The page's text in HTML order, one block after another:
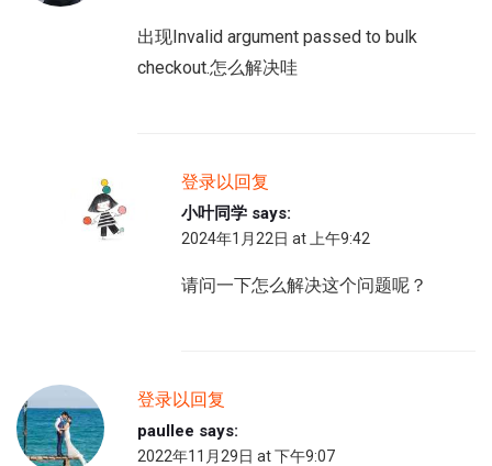
出现Invalid argument passed to bulk
checkout.怎么解决哇
登录以回复
小叶同学 says:
2024年1月22日 at 上午9:42
请问一下怎么解决这个问题呢？
登录以回复
paullee says:
2022年11月29日 at 下午9:07